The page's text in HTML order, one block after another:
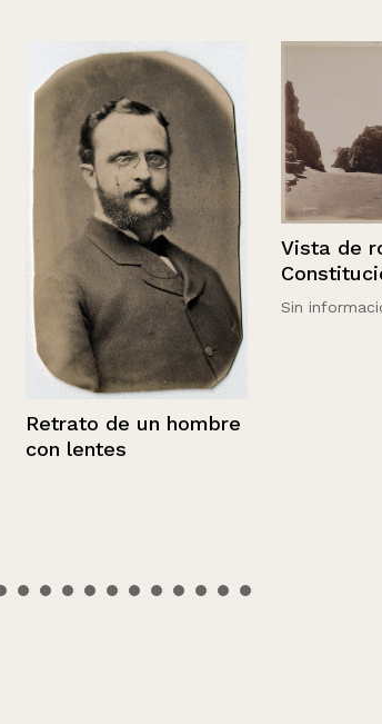
Retrato de un hombre
con lentes
Vista de
Constitución
Sin información